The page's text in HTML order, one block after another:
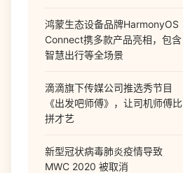
鸿蒙生态设备品牌HarmonyOS
Connect携多款产品亮相，包含
智慧出行等全场景
滴滴旗下传媒公司推选秀节目
《出发吧师傅》，让司机师傅比
拼才艺
新型冠状病毒肺炎疫情导致
MWC 2020 被取消